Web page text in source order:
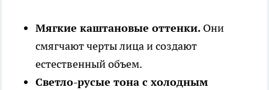
Мягкие каштановые оттенки. Они
смягчают черты лица и создают
естественный объем.
Светло-русые тона с холодным